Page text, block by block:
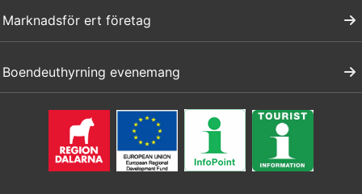
Marknadsför ert företag
Boendeuthyrning evenemang